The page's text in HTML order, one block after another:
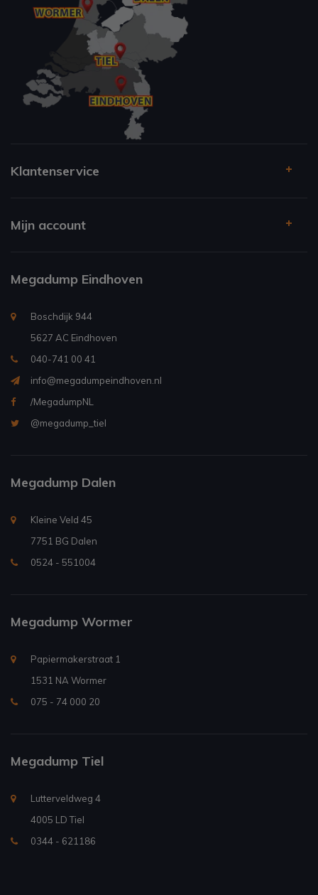
Klantenservice
Mijn account
Megadump Eindhoven
Boschdijk 944
5627 AC Eindhoven
040-741 00 41
info@megadumpeindhoven.nl
/MegadumpNL
@megadump_tiel
Megadump Dalen
Kleine Veld 45
7751 BG Dalen
0524 - 551004
Megadump Wormer
Papiermakerstraat 1
1531 NA Wormer
075 - 74 000 20
Megadump Tiel
Lutterveldweg 4
4005 LD Tiel
0344 - 621186